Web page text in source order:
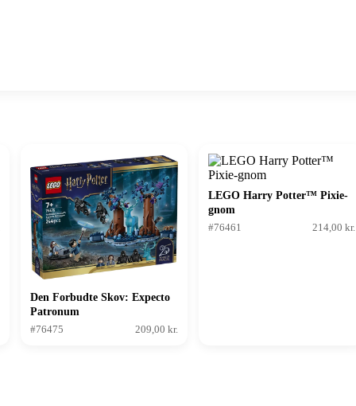
Den Forbudte Skov: Expecto
Patronum
#76475
209,00 kr.
LEGO Harry Potter™ Pixie-
gnom
#76461
214,00 kr.